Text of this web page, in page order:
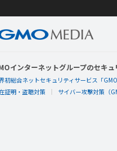
インターネットグループのセキ
初総合ネットセキュリティサービス「
証明・盗聴対策
サイバー攻撃対策（